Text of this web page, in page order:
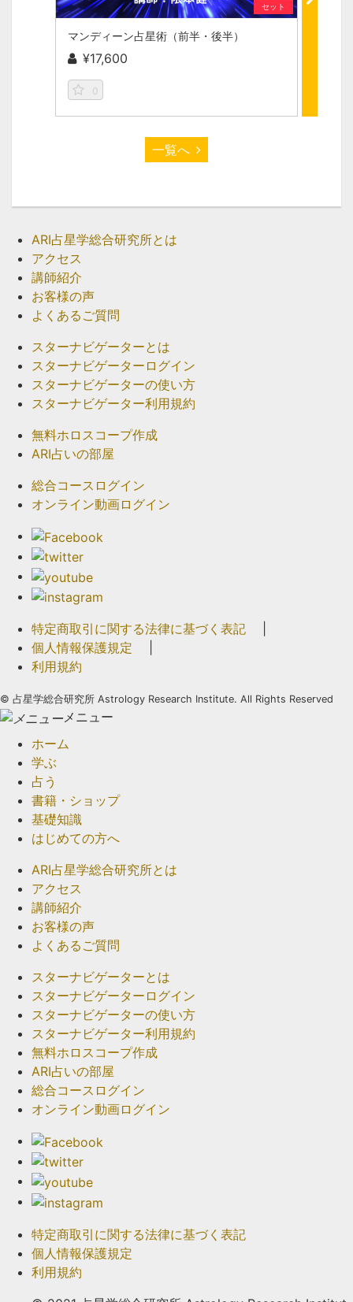
セット
マンディーン占星術（前半・後半）
¥17,600
0
一覧へ
ARI占星学総合研究所とは
アクセス
講師紹介
お客様の声
よくあるご質問
スターナビゲーターとは
スターナビゲーターログイン
スターナビゲーターの使い方
スターナビゲーター利用規約
無料ホロスコープ作成
ARI占いの部屋
総合コースログイン
オンライン動画ログイン
特定商取引に関する法律に基づく表記
個人情報保護規定
利用規約
© 占星学総合研究所 Astrology Research Institute. All Rights Reserved
メニュー
ホーム
学ぶ
占う
書籍・ショップ
基礎知識
はじめての方へ
ARI占星学総合研究所とは
アクセス
講師紹介
お客様の声
よくあるご質問
スターナビゲーターとは
スターナビゲーターログイン
スターナビゲーターの使い方
スターナビゲーター利用規約
無料ホロスコープ作成
ARI占いの部屋
総合コースログイン
オンライン動画ログイン
特定商取引に関する法律に基づく表記
個人情報保護規定
利用規約